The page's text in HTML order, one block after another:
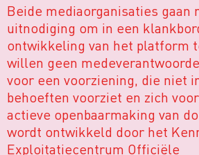
Beide mediaorganisaties gaan
uitnodiging om in een
ontwikkeling van het platform
willen geen
voor een voorziening, die niet
behoeften voorziet en zich
actieve openbaarmaking van
wordt ontwikkeld door het
Exploitatiecentrum Officiële